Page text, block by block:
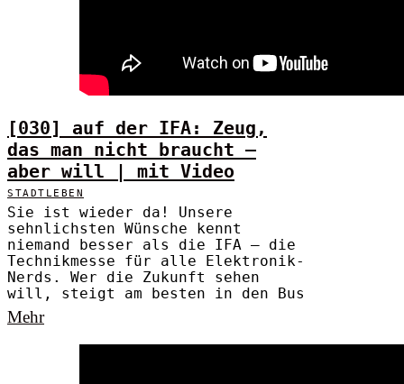
[030] auf der IFA: Zeug,
das man nicht braucht –
aber will | mit Video
STADTLEBEN
Sie ist wieder da! Unsere
sehnlichsten Wünsche kennt
niemand besser als die IFA – die
Technikmesse für alle Elektronik-
Nerds. Wer die Zukunft sehen
will, steigt am besten in den Bus
Mehr